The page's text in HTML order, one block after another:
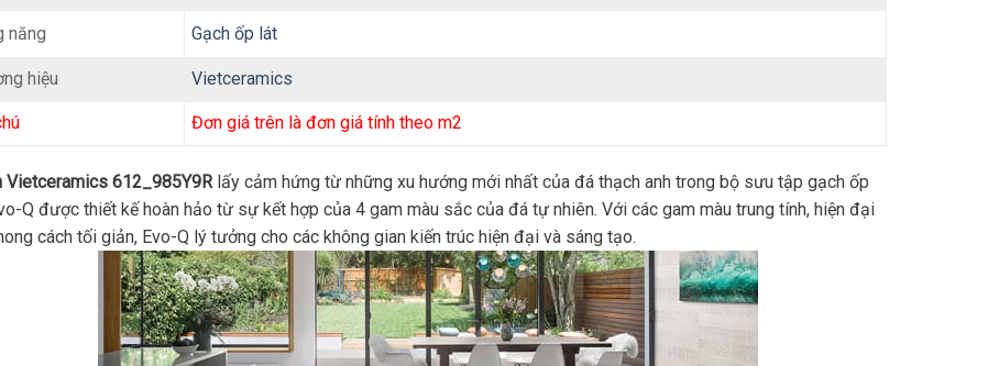
năng Gạch ốp lát
hiệu Vietceramics
Đơn giá trên là đơn giá tính theo m2
Vietceramics 612_985Y9Rlấy cảm hứng từ những xu hướng mới nhất của đá thạch anh trong bộ sưu tập gạch ốp
Q được thiết kế hoàn hảo từ sự kết hợp của 4 gam màu sắc của đá tự nhiên. Với các gam màu trung tính, hiện đại
cách tối giản, Evo-Q lý tưởng cho các không gian kiến trúc hiện đại và sáng tạo.